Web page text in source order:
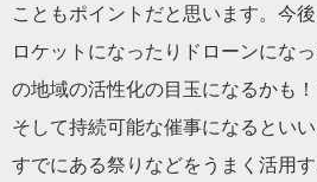
こともポイントだと思います。今
ロケットになったりドローンにな
の地域の活性化の目玉になるかも！
そして持続可能な催事になるといい
すでにある祭りなどをうまく活用